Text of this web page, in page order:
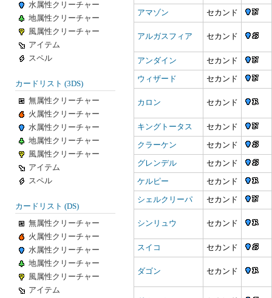
アマゾン セカンド
アルガスフィア セカンド
アンダイン セカンド
ウィザード セカンド
カロン セカンド
キングトータス セカンド
クラーケン セカンド
グレンデル セカンド
ケルピー セカンド
シェルクリーパ セカンド
シンリュウ セカンド
スイコ セカンド
ダゴン セカンド
水属性クリーチャー
地属性クリーチャー
風属性クリーチャー
アイテム
スペル
カードリスト (3DS)
無属性クリーチャー
火属性クリーチャー
水属性クリーチャー
地属性クリーチャー
風属性クリーチャー
アイテム
スペル
カードリスト (DS)
無属性クリーチャー
火属性クリーチャー
水属性クリーチャー
地属性クリーチャー
風属性クリーチャー
アイテム